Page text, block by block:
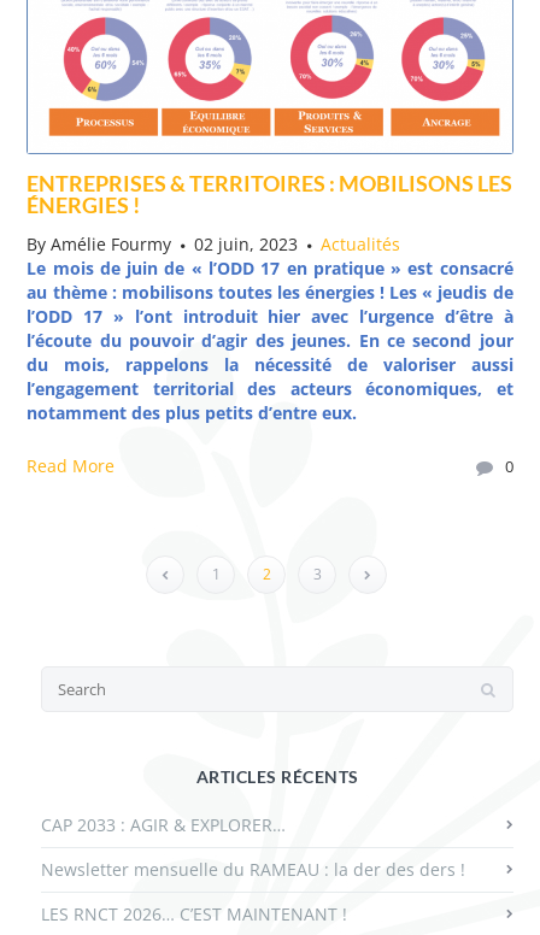
ENTREPRISES & TERRITOIRES : MOBILISONS LES
ÉNERGIES !
ByAmélie Fourmy 02 juin, 2023
Actualités
Le mois de juin de « l’ODD 17 en pratique » est consacré
au thème : mobilisons toutes les énergies ! Les « jeudis de
l’ODD 17 » l’ont introduit hier avec l’urgence d’être à
l’écoute du pouvoir d’agir des jeunes. En ce second jour
du mois, rappelons la nécessité de valoriser aussi
l’engagement territorial des acteurs économiques, et
notamment des plus petits d’entre eux.
Read More 0
1 2 3
ARTICLES RÉCENTS
CAP 2033 : AGIR & EXPLORER…
Newsletter mensuelle du RAMEAU : la der des ders !
LES RNCT 2026… C’EST MAINTENANT !